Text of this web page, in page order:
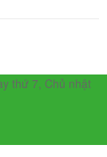
thứ 7, Chủ nhật